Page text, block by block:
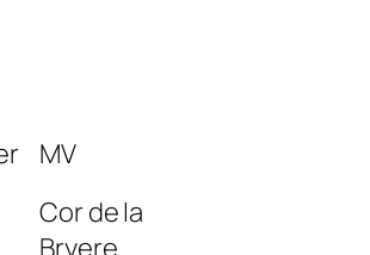
MV
Cor de la
Bryere